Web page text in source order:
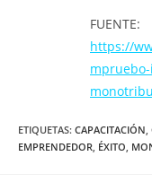
FUENTE:
https://
ETIQUETAS: CAPACITACIÓN
EMPRENDEDOR ÉXITO